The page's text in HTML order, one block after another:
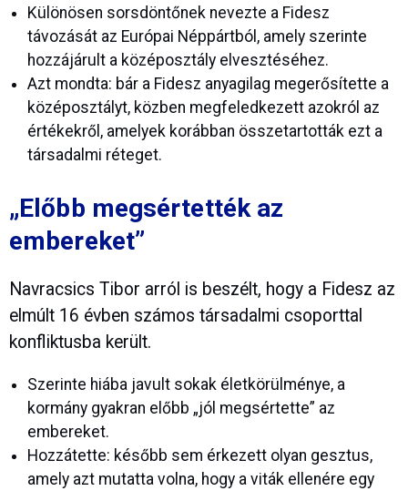
Különösen sorsdöntőnek nevezte a Fidesz
távozását az Európai Néppártból, amely szerinte
hozzájárult a középosztály elvesztéséhez.
Azt mondta: bár a Fidesz anyagilag megerősítette a
középosztályt, közben megfeledkezett azokról az
értékekről, amelyek korábban összetartották ezt a
társadalmi réteget.
„Előbb megsértették az
embereket”
Navracsics Tibor arról is beszélt, hogy a Fidesz az
elmúlt 16 évben számos társadalmi csoporttal
konfliktusba került.
Szerinte hiába javult sokak életkörülménye, a
kormány gyakran előbb „jól megsértette” az
embereket.
Hozzátette: később sem érkezett olyan gesztus,
amely azt mutatta volna, hogy a viták ellenére egy